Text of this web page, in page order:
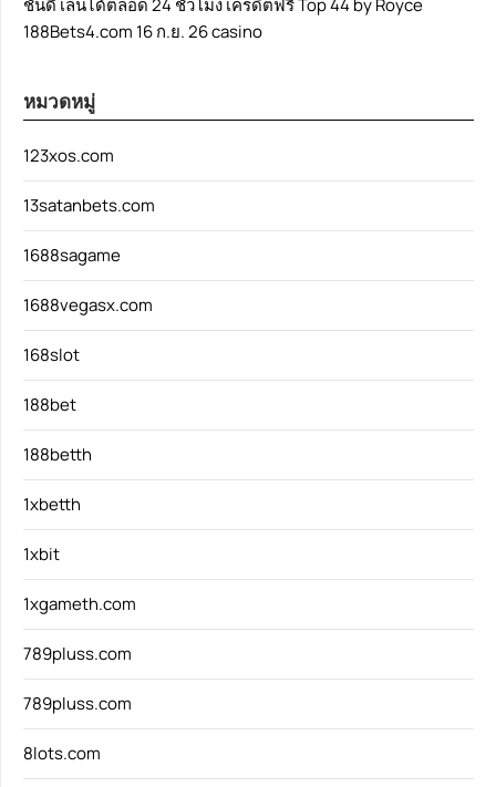
ชั่นดี เล่นได้ตลอด 24 ชั่วโมง เครดิตฟรี Top 44 by Royce
188Bets4.com 16 ก.ย. 26 casino
หมวดหมู่
123xos.com
13satanbets.com
1688sagame
1688vegasx.com
168slot
188bet
188betth
1xbetth
1xbit
1xgameth.com
789pluss.com
789pluss.com
8lots.com